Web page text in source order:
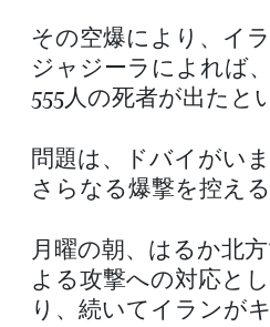
その空爆により、イ
ジャジーラによれば
555人の死者が出たと
問題は、ドバイがい
さらなる爆撃を控え
月曜の朝、はるか北
よる攻撃への対応と
り、続いてイランが